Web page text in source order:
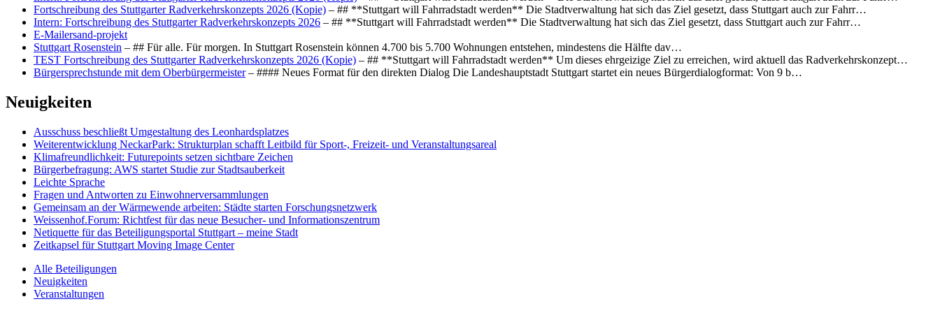
Fortschreibung des Stuttgarter Radverkehrskonzepts 2026 (Kopie) – ## **Stuttgart will Fahrradstadt werden** Die Stadtverwaltung hat sich das Ziel gesetzt, dass Stuttgart auch zur Fahrr…
Intern: Fortschreibung des Stuttgarter Radverkehrskonzepts 2026 – ## **Stuttgart will Fahrradstadt werden** Die Stadtverwaltung hat sich das Ziel gesetzt, dass Stuttgart auch zur Fahrr…
E-Mailersand-projekt
Stuttgart Rosenstein – ## Für alle. Für morgen. In Stuttgart Rosenstein können 4.700 bis 5.700 Wohnungen entstehen, mindestens die Hälfte dav…
TEST Fortschreibung des Stuttgarter Radverkehrskonzepts 2026 (Kopie) – ## **Stuttgart will Fahrradstadt werden** Um dieses ehrgeizige Ziel zu erreichen, wird aktuell das Radverkehrskonzept…
Bürgersprechstunde mit dem Oberbürgermeister– #### Neues Format für den direkten Dialog Die Landeshauptstadt Stuttgart startet ein neues Bürgerdialogformat: Von 9 b…
Neuigkeiten
Ausschuss beschließt Umgestaltung des Leonhards­platzes
Weiterentwicklung NeckarPark: Strukturplan schafft Leitbild für Sport-, Freizeit- und Veranstaltungsareal
Klimafreundlichkeit: Futurepoints setzen sichtbare Zeichen
Bürgerbefragung: AWS startet Studie zur Stadtsauberkeit
Leichte Sprache
Fragen und Antworten zu Einwohnerversammlungen
Gemeinsam an der Wärmewende arbeiten: Städte starten Forschungsnetzwerk
Weissenhof.Forum: Richtfest für das neue Besucher- und Informationszentrum
Netiquette für das Beteiligungsportal Stuttgart – meine Stadt
Zeitkapsel für Stuttgart Moving Image Center
Alle Beteiligungen
Neuigkeiten
Veranstaltungen